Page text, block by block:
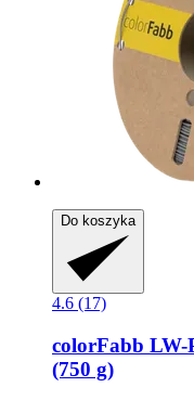
Do koszyka
4.6 (17)
colorFabb LW-​
(750 g)